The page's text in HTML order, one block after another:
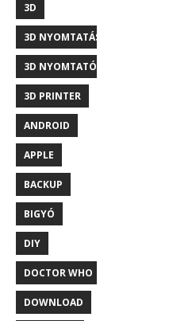
3D
3D NYOMTATÁS
3D NYOMTATÓ
3D PRINTER
ANDROID
APPLE
BACKUP
BIGYÓ
DIY
DOCTOR WHO
DOWNLOAD